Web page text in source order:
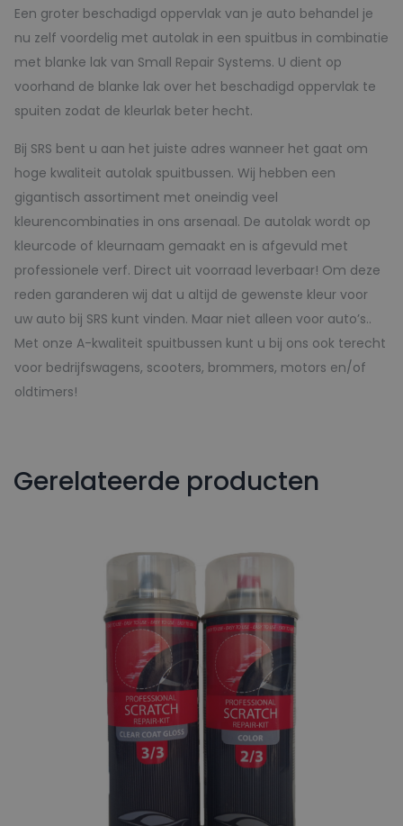
Een groter beschadigd oppervlak van je auto behandel je
nu zelf voordelig met autolak in een spuitbus in combinatie
met blanke lak van Small Repair Systems. U dient op
voorhand de blanke lak over het beschadigd oppervlak te
spuiten zodat de kleurlak beter hecht.
Bij SRS bent u aan het juiste adres wanneer het gaat om
hoge kwaliteit autolak spuitbussen. Wij hebben een
gigantisch assortiment met oneindig veel
kleurencombinaties in ons arsenaal. De autolak wordt op
kleurcode of kleurnaam gemaakt en is afgevuld met
professionele verf. Direct uit voorraad leverbaar! Om deze
reden garanderen wij dat u altijd de gewenste kleur voor
uw auto bij SRS kunt vinden. Maar niet alleen voor auto’s..
Met onze A-kwaliteit spuitbussen kunt u bij ons ook terecht
voor bedrijfswagens, scooters, brommers, motors en/of
oldtimers!
Gerelateerde producten